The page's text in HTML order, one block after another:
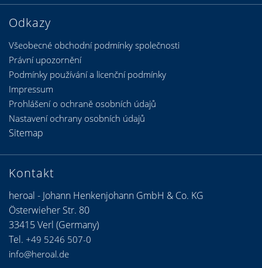
Odkazy
Všeobecné obchodní podmínky společnosti
Právní upozornění
Podmínky používání a licenční podmínky
Kontakt
heroal - Johann Henkenjohann GmbH & Co. KG
Österwieher Str. 80
33415 Verl (Germany)
Tel. +49 5246 507-0
info@heroal.de
Impressum
Prohlášení o ochraně osobních údajů
Nastavení ochrany osobních údajů
Sitemap